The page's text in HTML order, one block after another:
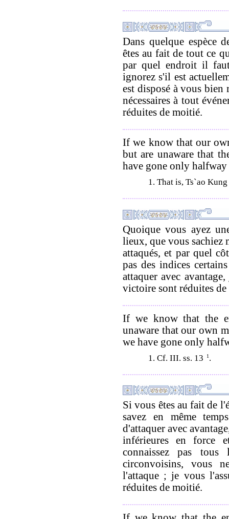
Dans quelque espèce
êtes au fait de tout ce
par quel endroit il
ignorez s'il est
est disposé à vous
nécessaires à tout
réduites de moitié.
If we know that our
but are unaware that
have gone only
1. That is, Ts`ao
Quoique vous ayez
lieux, que vous sachiez
attaqués, et par quel
pas des indices
attaquer avec
victoire sont réduites
If we know that the
unaware that our own
we have gone only
1. Cf. III. ss. 13 1 .
Si vous êtes au fait de
savez en même
d'attaquer avec
inférieures en force
connaissez pas
circonvoisins, vous
l'attaque ; je vous
réduites de moitié.